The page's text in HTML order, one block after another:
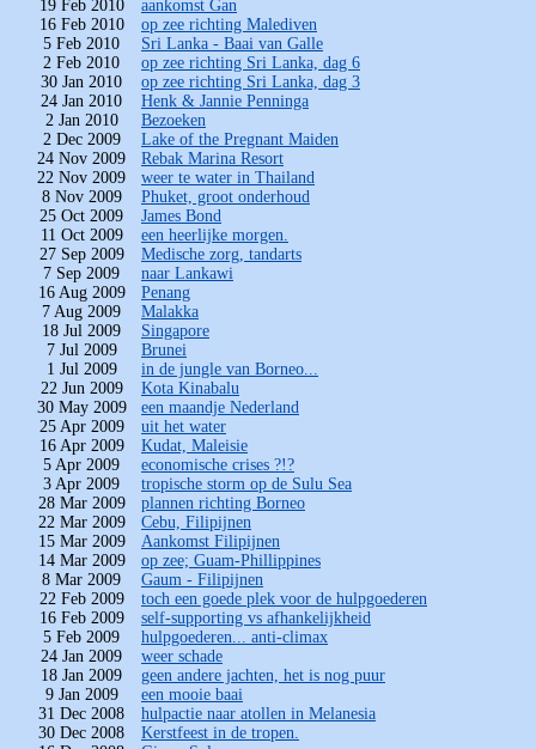
19 Feb 2010
aankomst Gan
16 Feb 2010
op zee richting Malediven
5 Feb 2010
Sri Lanka - Baai van Galle
2 Feb 2010
op zee richting Sri Lanka, dag 6
30 Jan 2010
op zee richting Sri Lanka, dag 3
24 Jan 2010
Henk & Jannie Penninga
2 Jan 2010
Bezoeken
2 Dec 2009
Lake of the Pregnant Maiden
24 Nov 2009
Rebak Marina Resort
22 Nov 2009
weer te water in Thailand
8 Nov 2009
Phuket, groot onderhoud
25 Oct 2009
James Bond
11 Oct 2009
een heerlijke morgen.
27 Sep 2009
Medische zorg, tandarts
7 Sep 2009
naar Lankawi
16 Aug 2009
Penang
7 Aug 2009
Malakka
18 Jul 2009
Singapore
7 Jul 2009
Brunei
1 Jul 2009
in de jungle van Borneo...
22 Jun 2009
Kota Kinabalu
30 May 2009
een maandje Nederland
25 Apr 2009
uit het water
16 Apr 2009
Kudat, Maleisie
5 Apr 2009
economische crises ?!?
3 Apr 2009
tropische storm op de Sulu Sea
28 Mar 2009
plannen richting Borneo
22 Mar 2009
Cebu, Filipijnen
15 Mar 2009
Aankomst Filipijnen
14 Mar 2009
op zee; Guam-Phillippines
8 Mar 2009
Gaum - Filipijnen
22 Feb 2009
toch een goede plek voor de hulpgoederen
16 Feb 2009
self-supporting vs afhankelijkheid
5 Feb 2009
hulpgoederen... anti-climax
24 Jan 2009
weer schade
18 Jan 2009
geen andere jachten, het is nog puur
9 Jan 2009
een mooie baai
31 Dec 2008
hulpactie naar atollen in Melanesia
30 Dec 2008
Kerstfeest in de tropen.